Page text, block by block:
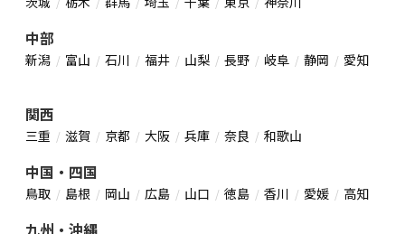
中部
新潟 富山 石川 福井 山梨 長野 岐阜 静岡 愛知
関西
三重 滋賀 京都 大阪 兵庫 奈良 和歌山
中国・四国
鳥取 島根 岡山 広島 山口 徳島 香川 愛媛 高知
九州・沖縄